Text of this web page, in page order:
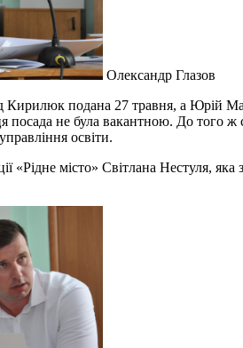
Олександр Глазов
подана 27 травня, а Юрій
посада не була вакантною. До того
освіти.
«Рідне місто» Світлана Нестуля,